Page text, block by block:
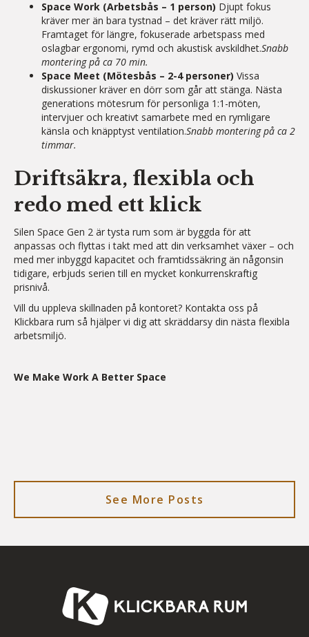
Space Work (Arbetsbås – 1 person) Djupt fokus
kräver mer än bara tystnad – det kräver rätt miljö.
Framtaget för längre, fokuserade arbetspass med
oslagbar ergonomi, rymd och akustisk avskildhet.Snabb
montering på ca 70 min.
Space Meet (Mötesbås – 2-4 personer) Vissa
diskussioner kräver en dörr som går att stänga. Nästa
generations mötesrum för personliga 1:1-möten,
intervjuer och kreativt samarbete med en rymligare
känsla och knäpptyst ventilation.Snabb montering på ca 2
timmar.
Driftsäkra, flexibla och
redo med ett klick
Silen Space Gen 2 är tysta rum som är byggda för att
anpassas och flyttas i takt med att din verksamhet växer – och
med mer inbyggd kapacitet och framtidssäkring än någonsin
tidigare, erbjuds serien till en mycket konkurrenskraftig
prisnivå.
Vill du uppleva skillnaden på kontoret? Kontakta oss på
Klickbara rum så hjälper vi dig att skräddarsy din nästa flexibla
arbetsmiljö.
We Make Work A Better Space
See More Posts